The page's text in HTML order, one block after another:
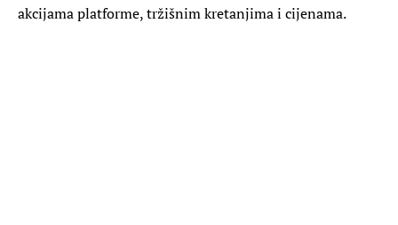
akcijama platforme, tržišnim kretanjima i cijenama.